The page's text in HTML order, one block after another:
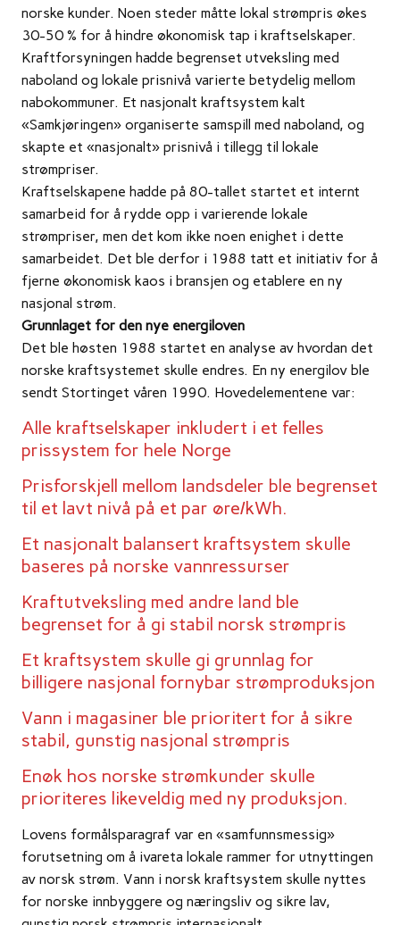
norske kunder. Noen steder måtte lokal strømpris økes
30-50 % for å hindre økonomisk tap i kraftselskaper.
Kraftforsyningen hadde begrenset utveksling med
naboland og lokale prisnivå varierte betydelig mellom
nabokommuner. Et nasjonalt kraftsystem kalt
«Samkjøringen» organiserte samspill med naboland, og
skapte et «nasjonalt» prisnivå i tillegg til lokale
strømpriser.
Kraftselskapene hadde på 80-tallet startet et internt
samarbeid for å rydde opp i varierende lokale
strømpriser, men det kom ikke noen enighet i dette
samarbeidet. Det ble derfor i 1988 tatt et initiativ for å
fjerne økonomisk kaos i bransjen og etablere en ny
nasjonal strøm.
Grunnlaget for den nye energiloven
Det ble høsten 1988 startet en analyse av hvordan det
norske kraftsystemet skulle endres. En ny energilov ble
sendt Stortinget våren 1990. Hovedelementene var:
Alle kraftselskaper inkludert i et felles
prissystem for hele Norge
Prisforskjell mellom landsdeler ble begrenset
til et lavt nivå på et par øre/kWh.
Et nasjonalt balansert kraftsystem skulle
baseres på norske vannressurser
Kraftutveksling med andre land ble
begrenset for å gi stabil norsk strømpris
Et kraftsystem skulle gi grunnlag for
billigere nasjonal fornybar strømproduksjon
Vann i magasiner ble prioritert for å sikre
stabil, gunstig nasjonal strømpris
Enøk hos norske strømkunder skulle
prioriteres likeveldig med ny produksjon.
Lovens formålsparagraf var en «samfunnsmessig»
forutsetning om å ivareta lokale rammer for utnyttingen
av norsk strøm. Vann i norsk kraftsystem skulle nyttes
for norske innbyggere og næringsliv og sikre lav,